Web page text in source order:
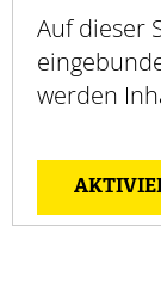
Auf dieser
werden